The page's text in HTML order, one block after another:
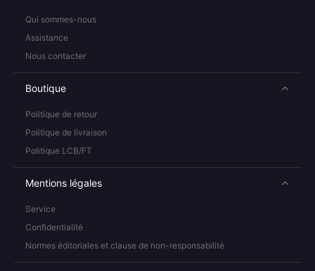
Qui sommes-nous
Assistance
Nous contacter
Boutique
Politique de retour
Politique de livraison
Politique LCB/FT
Mentions légales
Service
Confidentialité
Normes éditoriales et clause de non-responsabilité